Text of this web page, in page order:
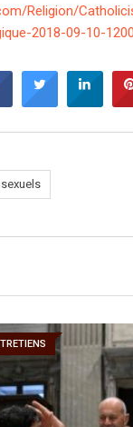
Religion/
2018-09-10-